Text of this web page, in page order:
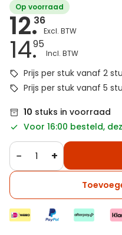
Op voorraad
12.36
14.95
Prijs per stuk vanaf 2
Prijs per stuk vanaf 5
10 stuks in voorraad
Voor 16:00 besteld,
− +